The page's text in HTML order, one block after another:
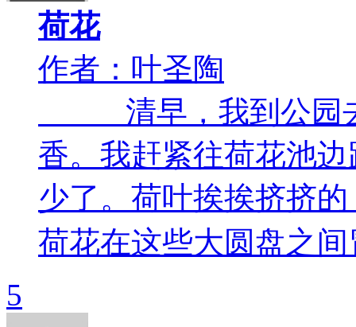
荷花
作者：叶圣陶
清早，我到公园去
香。我赶紧往荷花
少了。荷叶挨挨挤挤
荷花在这些大圆盘之
5